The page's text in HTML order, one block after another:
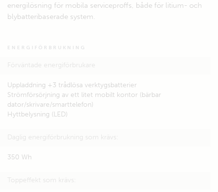
energilösning för mobila serviceproffs, både för litium- och
blybatteribaserade system.
ENERGIFÖRBRUKNING
Förväntade energiförbrukare
Uppladdning +3 trådlösa verktygsbatterier
Strömförsörjning av ett litet mobilt kontor (bärbar
dator/skrivare/smarttelefon)
Hyttbelysning (LED)
Daglig energiförbrukning som krävs:
350 Wh
Toppeffekt som krävs: